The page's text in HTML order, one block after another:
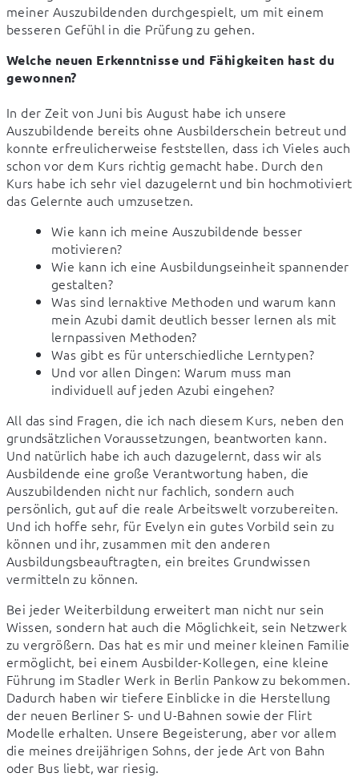
meiner Auszubildenden durchgespielt, um mit einem
besseren Gefühl in die Prüfung zu gehen.
Welche neuen Erkenntnisse und Fähigkeiten hast du
gewonnen?
In der Zeit von Juni bis August habe ich unsere
Auszubildende bereits ohne Ausbilderschein betreut und
konnte erfreulicherweise feststellen, dass ich Vieles auch
schon vor dem Kurs richtig gemacht habe. Durch den
Kurs habe ich sehr viel dazugelernt und bin hochmotiviert
das Gelernte auch umzusetzen.
Wie kann ich meine Auszubildende besser
motivieren?
Wie kann ich eine Ausbildungseinheit spannender
gestalten?
Was sind lernaktive Methoden und warum kann
mein Azubi damit deutlich besser lernen als mit
lernpassiven Methoden?
Was gibt es für unterschiedliche Lerntypen?
Und vor allen Dingen: Warum muss man
individuell auf jeden Azubi eingehen?
All das sind Fragen, die ich nach diesem Kurs, neben den
grundsätzlichen Voraussetzungen, beantworten kann.
Und natürlich habe ich auch dazugelernt, dass wir als
Ausbildende eine große Verantwortung haben, die
Auszubildenden nicht nur fachlich, sondern auch
persönlich, gut auf die reale Arbeitswelt vorzubereiten.
Und ich hoffe sehr, für Evelyn ein gutes Vorbild sein zu
können und ihr, zusammen mit den anderen
Ausbildungsbeauftragten, ein breites Grundwissen
vermitteln zu können.
Bei jeder Weiterbildung erweitert man nicht nur sein
Wissen, sondern hat auch die Möglichkeit, sein Netzwerk
zu vergrößern. Das hat es mir und meiner kleinen Familie
ermöglicht, bei einem Ausbilder-Kollegen, eine kleine
Führung im Stadler Werk in Berlin Pankow zu bekommen.
Dadurch haben wir tiefere Einblicke in die Herstellung
der neuen Berliner S- und U-Bahnen sowie der Flirt
Modelle erhalten. Unsere Begeisterung, aber vor allem
die meines dreijährigen Sohns, der jede Art von Bahn
oder Bus liebt, war riesig.